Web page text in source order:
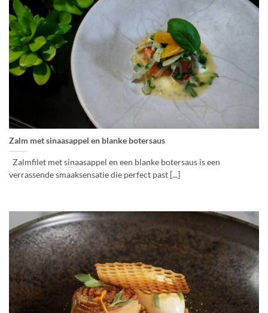
Zalm met sinaasappel en blanke botersaus
Zalmfilet met sinaasappel en een blanke botersaus is een
verrassende smaaksensatie die perfect past [...]